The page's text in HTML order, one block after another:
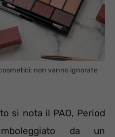
non vanno ignorate
si nota il PAO, Period
da un